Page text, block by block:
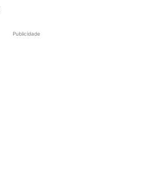
Publicidade